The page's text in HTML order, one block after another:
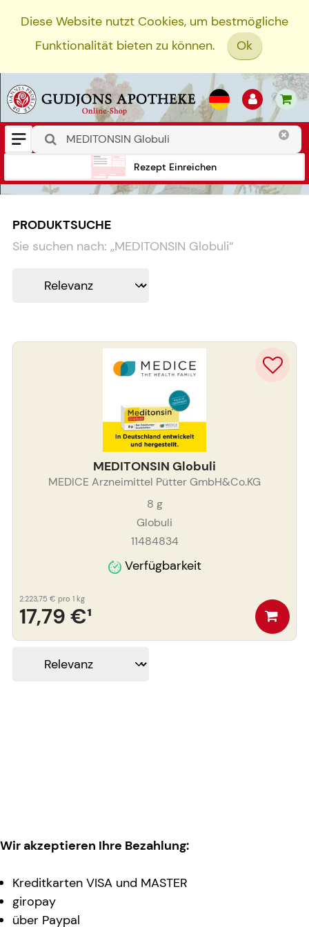
Diese Website nutzt Cookies, um bestmögliche
Funktionalität bieten zu können.
Ok
Rezept Einreichen
PRODUKTSUCHE
Sie suchen nach: „MEDITONSIN Globuli“
MEDITONSIN Globuli
MEDICE Arzneimittel Pütter GmbH&Co.KG
8 g
Globuli
11484834
Verfügbarkeit
17,79 €¹
2.223,75 € pro 1 kg
Wir akzeptieren Ihre Bezahlung:
Kreditkarten VISA und MASTER
giropay
über Paypal